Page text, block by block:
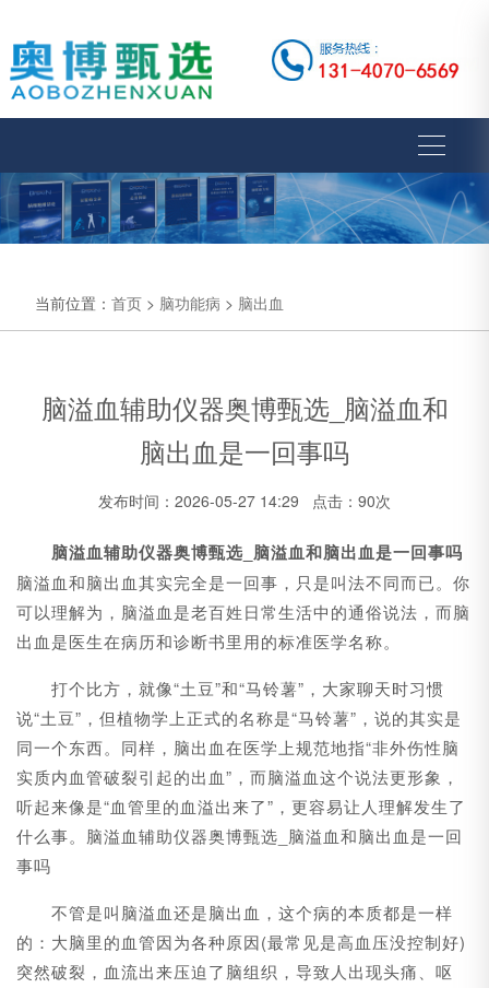
当前位置： 首页 > 脑功能病 > 脑出血
脑溢血辅助仪器奥博甄选_脑溢血和
脑出血是一回事吗
发布时间：2026-05-27 14:29 点击：90次
脑溢血辅助仪器奥博甄选_ 脑溢血和脑出血是一回事吗
脑溢血和脑出血其实完全是一回事，只是叫法不同而已。你
可以理解为，脑溢血是老百姓日常生活中的通俗说法，而脑
出血是医生在病历和诊断书里用的标准医学名称。
打个比方，就像“土豆”和“马铃薯”，大家聊天时习惯
说“土豆”，但植物学上正式的名称是“马铃薯”，说的其实是
同一个东西。同样，脑出血在医学上规范地指“非外伤性脑
实质内血管破裂引起的出血”，而脑溢血这个说法更形象，
听起来像是“血管里的血溢出来了”，更容易让人理解发生了
什么事。脑溢血辅助仪器奥博甄选_脑溢血和脑出血是一回
事吗
不管是叫脑溢血还是脑出血，这个病的本质都是一样
的：大脑里的血管因为各种原因(最常见是高血压没控制好)
突然破裂，血流出来压迫了脑组织，导致人出现头痛、呕